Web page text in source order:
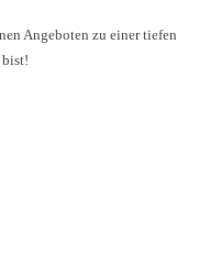
Angeboten zu einer tiefen
bist!